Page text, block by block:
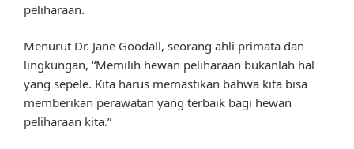
peliharaan.
Menurut Dr. Jane Goodall, seorang ahli primata dan
lingkungan, “Memilih hewan peliharaan bukanlah hal
yang sepele. Kita harus memastikan bahwa kita bisa
memberikan perawatan yang terbaik bagi hewan
peliharaan kita.”